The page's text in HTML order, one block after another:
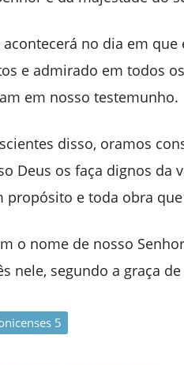
acontecerá no dia em
e admirado em todos
em nosso testemunho.
disso, oramos
Deus os faça dignos da
propósito e toda obra
o nome de nosso
nele, segundo a graça
5